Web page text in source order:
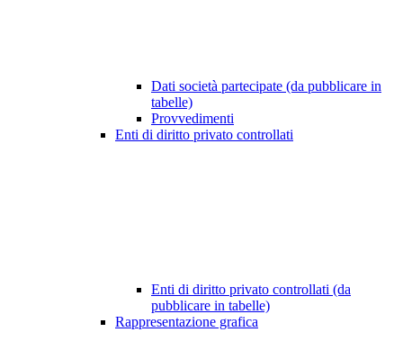
Dati società partecipate (da pubblicare in
tabelle)
Provvedimenti
Enti di diritto privato controllati
Enti di diritto privato controllati (da
pubblicare in tabelle)
Rappresentazione grafica